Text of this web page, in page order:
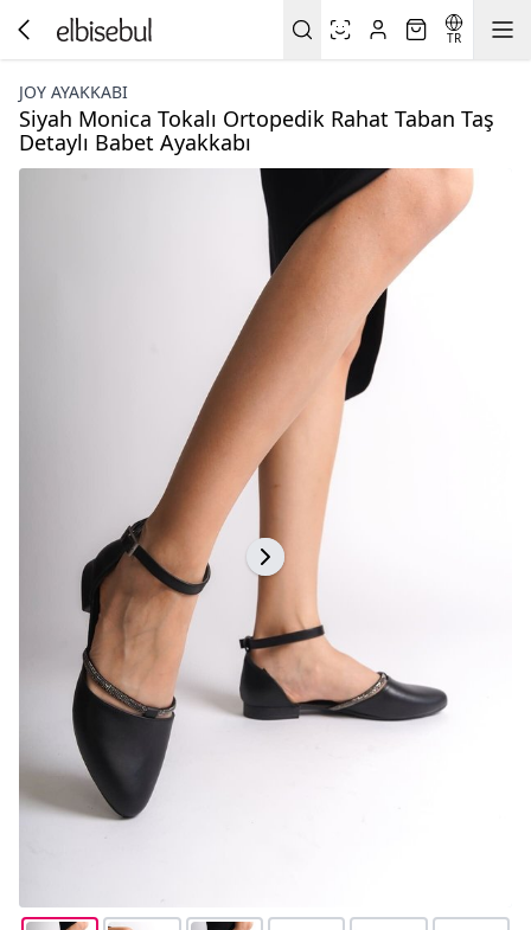
TR
JOY AYAKKABI
Siyah Monica Tokalı Ortopedik Rahat Taban Taş
Detaylı Babet Ayakkabı